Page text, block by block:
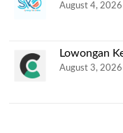
August 4, 2026
Lowongan
August 3, 2026